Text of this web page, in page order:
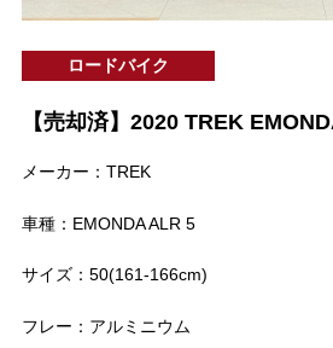
ロードバイク
【売却済】2020 TREK
メーカー：TREK
車種：EMONDA ALR 5
サイズ：50(161-166cm)
フレー：アルミニウム